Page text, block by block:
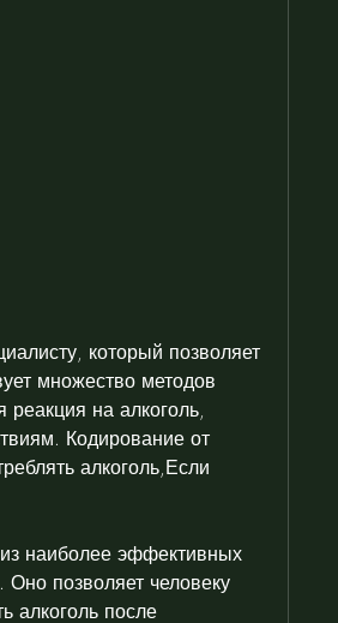
множество методов
реакция на алкоголь,
Кодирование от
алкоголь,Если
наиболее эффективных
позволяет человеку
алкоголь после